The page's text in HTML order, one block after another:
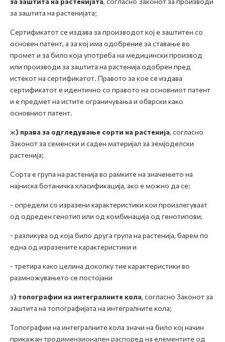
за заштита на растенијата;
Сертификатот се издава за производот кој е заштитен со
основен патент, а за кој има одобрение за ставање во
промет и за било која употреба на медицински производ
или производи за заштита на растенија одобрен пред
истекот на сертификатот. Правото за кое се издава
сертификатот е идентично со правото на основниот патент
и е предмет на истите ограничувања и обврски како
основниот патент.
ж) права за одгледување сорти на растенија, согласно
Законот за семенски и саден материјал за земјоделски
растенија;
Сорта е група на растенија во рамките на значењето на
најниска ботаничка класификација, ако е можно да се:
- определи со изразени карактеристики кои произлегуваат
од одреден генотип или од комбинација од генотипови,
- разликува од која било друга група на растенија, барем по
една од изразените карактеристики и
- третира како целина доколку тие карактеристики во
размножувањето се постојани
з) топографии на интегралните кола, согласно Законот за
заштита на топографијата на интегралните кола;
Топографии на интегралните кола значи на било кој начин
прикажан тродимензионален распоред на елементите од